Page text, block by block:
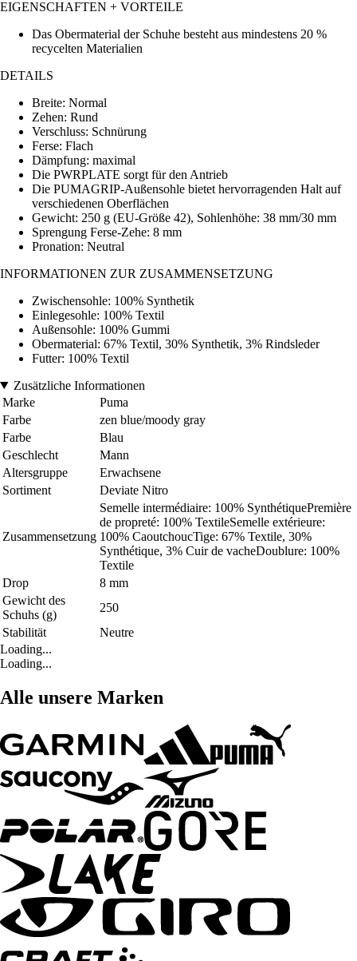
EIGENSCHAFTEN + VORTEILE
Das Obermaterial der Schuhe besteht aus mindestens 20 %
recycelten Materialien
DETAILS
Breite: Normal
Zehen: Rund
Verschluss: Schnürung
Ferse: Flach
Dämpfung: maximal
Die PWRPLATE sorgt für den Antrieb
Die PUMAGRIP-Außensohle bietet hervorragenden Halt auf
verschiedenen Oberflächen
Gewicht: 250 g (EU-Größe 42), Sohlenhöhe: 38 mm/30 mm
Sprengung Ferse-Zehe: 8 mm
Pronation: Neutral
INFORMATIONEN ZUR ZUSAMMENSETZUNG
Zwischensohle: 100% Synthetik
Einlegesohle: 100% Textil
Außensohle: 100% Gummi
Obermaterial: 67% Textil, 30% Synthetik, 3% Rindsleder
Futter: 100% Textil
Zusätzliche Informationen
Marke
Puma
Farbe
zen blue/moody gray
Farbe
Blau
Geschlecht
Mann
Altersgruppe
Erwachsene
Sortiment
Deviate Nitro
Zusammensetzung
Semelle intermédiaire: 100% SynthétiquePremière
de propreté: 100% TextileSemelle extérieure:
100% CaoutchoucTige: 67% Textile, 30%
Synthétique, 3% Cuir de vacheDoublure: 100%
Textile
Drop
8 mm
Gewicht des
Schuhs (g)
250
Stabilität
Neutre
Loading...
Loading...
Alle unsere Marken